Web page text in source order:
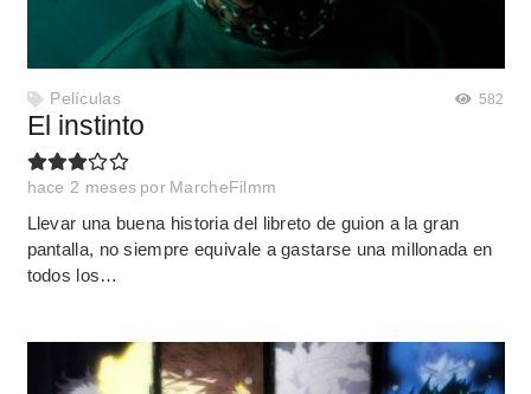
Películas 582
El instinto
hace 2 meses por MarcheFilmm
Llevar una buena historia del libreto de guion a la gran
pantalla, no siempre equivale a gastarse una millonada en
todos los…